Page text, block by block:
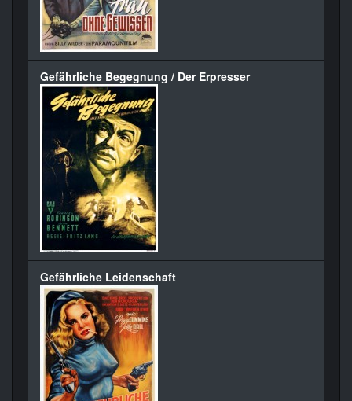
Gefährliche Begegnung / Der Erpresser
Gefährliche Leidenschaft